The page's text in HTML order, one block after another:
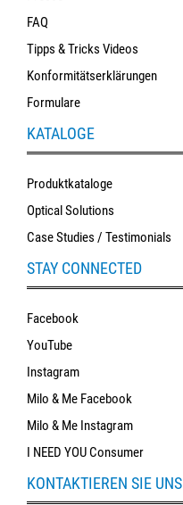
FAQ
Tipps & Tricks Videos
Konformitätserklärungen
Formulare
KATALOGE
Produktkataloge
Optical Solutions
Case Studies / Testimonials
STAY CONNECTED
Facebook
YouTube
Instagram
Milo & Me Facebook
Milo & Me Instagram
I NEED YOU Consumer
KONTAKTIEREN SIE UNS